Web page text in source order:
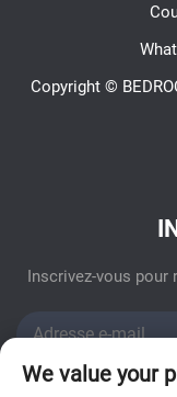
Copyright ©
Inscrivez-vous pour
We value your